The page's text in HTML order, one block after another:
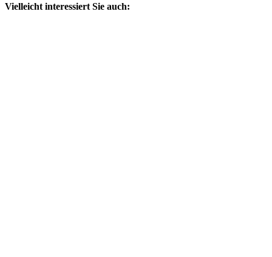
Vielleicht interessiert Sie auch: